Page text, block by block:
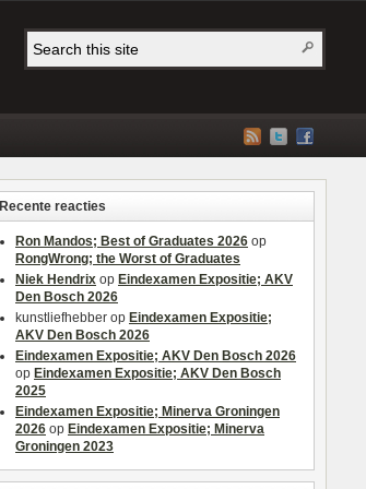
Recente reacties
Ron Mandos; Best of Graduates 2026 op
RongWrong; the Worst of Graduates
Niek Hendrix op Eindexamen Expositie; AKV
Den Bosch 2026
kunstliefhebber op Eindexamen Expositie;
AKV Den Bosch 2026
Eindexamen Expositie; AKV Den Bosch 2026
op Eindexamen Expositie; AKV Den Bosch
2025
Eindexamen Expositie; Minerva Groningen
2026 op Eindexamen Expositie; Minerva
Groningen 2023